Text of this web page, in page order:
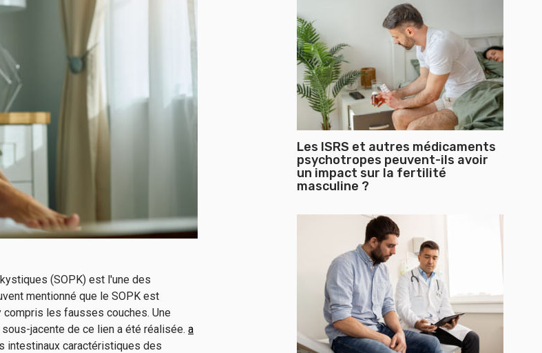
(SOPK) est l'une des
mentionné que le SOPK est
les fausses couches. Une
jacente de ce lien a été réalisée. a
intestinaux caractéristiques des
Les ISRS et autres médicaments
psychotropes peuvent-ils avoir
un impact sur la fertilité
masculine ?